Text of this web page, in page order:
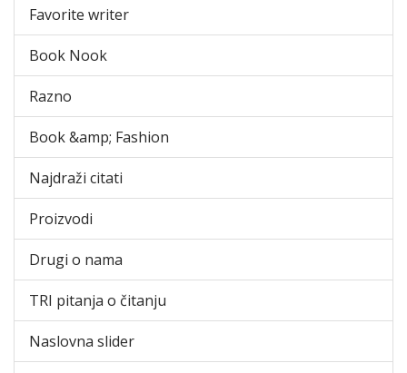
Favorite writer
Book Nook
Razno
Book &amp; Fashion
Najdraži citati
Proizvodi
Drugi o nama
TRI pitanja o čitanju
Naslovna slider